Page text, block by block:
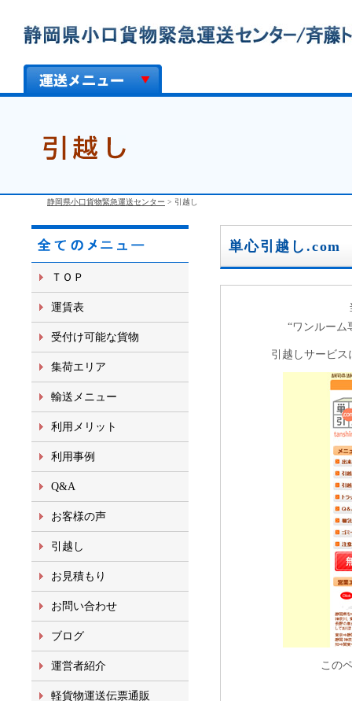
静岡県小口貨物緊急運送センター > 引越し
ＴＯＰ
運賃表
受付け可能な貨物
集荷エリア
輸送メニュー
利用メリット
利用事例
Q&A
お客様の声
引越し
お見積もり
お問い合わせ
ブログ
運営者紹介
軽貨物運送伝票通販
単心引越し.com
“ワンルーム
引越しサービス
この